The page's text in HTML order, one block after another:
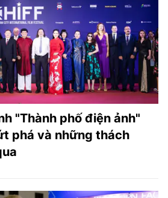
"Thành phố điện ảnh"
phá và những thách